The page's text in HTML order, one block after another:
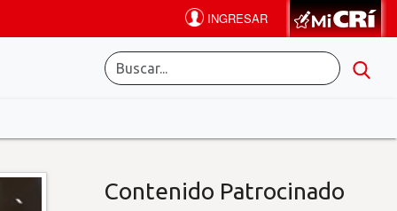
Contenido Patrocinado